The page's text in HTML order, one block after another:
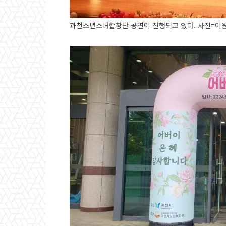
과천소년소녀합창단 공연이 진행되고 있다. 사진=이